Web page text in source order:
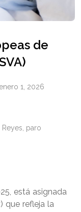
de
1, 2026
paro
está asignada
que refleja la